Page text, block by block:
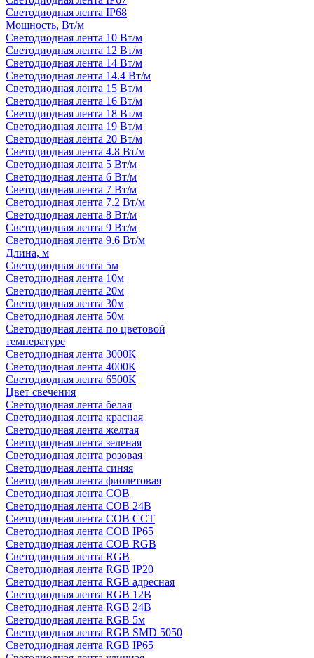
Светодиодная лента IP68
Мощность, Вт/м
Светодиодная лента 10 Вт/м
Светодиодная лента 12 Вт/м
Светодиодная лента 14 Вт/м
Светодиодная лента 14.4 Вт/м
Светодиодная лента 15 Вт/м
Светодиодная лента 16 Вт/м
Светодиодная лента 18 Вт/м
Светодиодная лента 19 Вт/м
Светодиодная лента 20 Вт/м
Светодиодная лента 4.8 Вт/м
Светодиодная лента 5 Вт/м
Светодиодная лента 6 Вт/м
Светодиодная лента 7 Вт/м
Светодиодная лента 7.2 Вт/м
Светодиодная лента 8 Вт/м
Светодиодная лента 9 Вт/м
Светодиодная лента 9.6 Вт/м
Длина, м
Светодиодная лента 5м
Светодиодная лента 10м
Светодиодная лента 20м
Светодиодная лента 30м
Светодиодная лента 50м
Светодиодная лента по цветовой
температуре
Светодиодная лента 3000К
Светодиодная лента 4000К
Светодиодная лента 6500К
Цвет свечения
Светодиодная лента белая
Светодиодная лента красная
Светодиодная лента желтая
Светодиодная лента зеленая
Светодиодная лента розовая
Светодиодная лента синяя
Светодиодная лента фиолетовая
Светодиодная лента COB
Светодиодная лента COB 24В
Светодиодная лента COB CCT
Светодиодная лента COB IP65
Светодиодная лента COB RGB
Светодиодная лента RGB
Светодиодная лента RGB IP20
Светодиодная лента RGB адресная
Светодиодная лента RGB 12В
Светодиодная лента RGB 24В
Светодиодная лента RGB 5м
Светодиодная лента RGB SMD 5050
Светодиодная лента RGB IP65